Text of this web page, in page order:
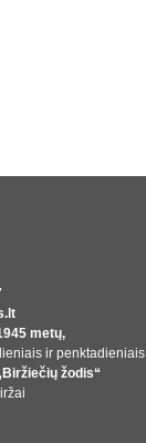
metų,
ir penktadieniais.
žodis“